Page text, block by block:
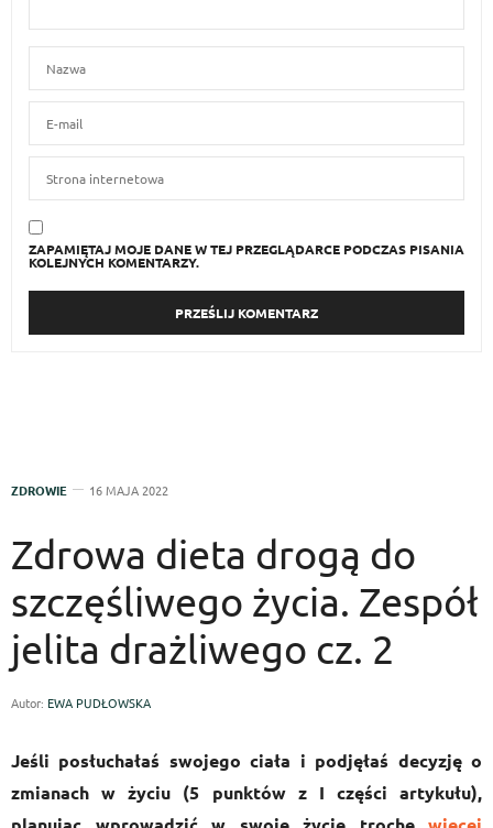
ANIA PISZE:
22 LIPCA 2022 O 21:31
ANIA PISZE:
pomocny artykul
ZAPAMIĘTAJ MOJE DANE W TEJ PRZEGLĄDARCE PODCZAS PISANIA
KOLEJNYCH KOMENTARZY.
ZDROWIE 16 MAJA 2022
Zdrowa dieta drogą do
szczęśliwego życia. Zespół
jelita drażliwego cz. 2
Autor: EWA PUDŁOWSKA
Jeśli posłuchałaś swojego ciała i podjęłaś decyzję o
zmianach w życiu (5 punktów z I części artykułu),